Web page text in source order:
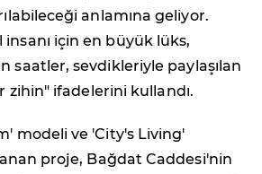
anlamına geliyor.
için en büyük lüks,
saatler, sevdikleriyle paylaşılan
zihin" ifadelerini kullandı.
modeli ve 'City's Living'
proje, Bağdat Caddesi'nin